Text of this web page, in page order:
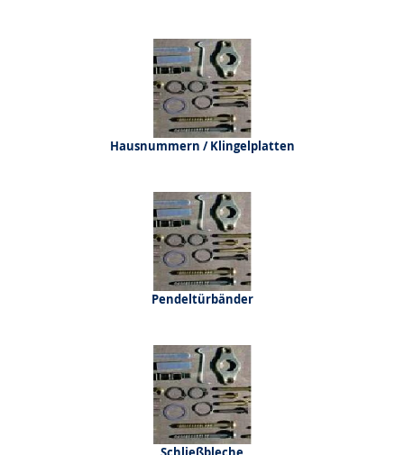
Hausnummern / Klingelplatten
Pendeltürbänder